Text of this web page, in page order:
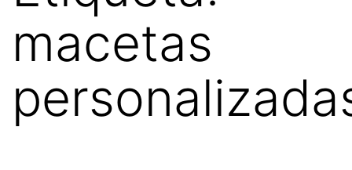
macetas